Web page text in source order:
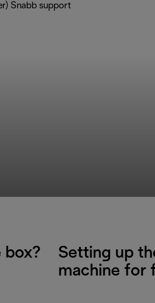
Snabb support
box?
Setting up
machine for